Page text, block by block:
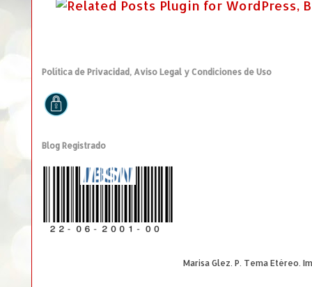
Política de Privacidad, Aviso Legal y Condiciones de Uso
Blog Registrado
Marisa Glez. P. Tema Etéreo.